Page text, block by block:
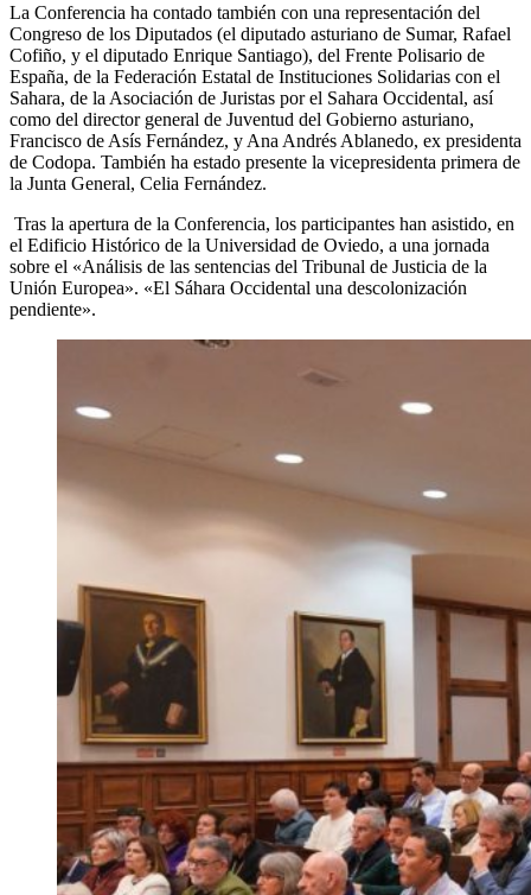
La Conferencia ha contado también con una representación del
Congreso de los Diputados (el diputado asturiano de Sumar, Rafael
Cofiño, y el diputado Enrique Santiago), del Frente Polisario de
España, de la Federación Estatal de Instituciones Solidarias con el
Sahara, de la Asociación de Juristas por el Sahara Occidental, así
como del director general de Juventud del Gobierno asturiano,
Francisco de Asís Fernández, y Ana Andrés Ablanedo, ex presidenta
de Codopa. También ha estado presente la vicepresidenta primera de
la Junta General, Celia Fernández.
Tras la apertura de la Conferencia, los participantes han asistido, en
el Edificio Histórico de la Universidad de Oviedo, a una jornada
sobre el «Análisis de las sentencias del Tribunal de Justicia de la
Unión Europea». «El Sáhara Occidental una descolonización
pendiente».